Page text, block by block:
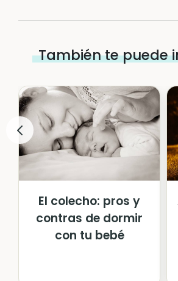
También te puede
El colecho: pros y
contras de dormir
con tu bebé